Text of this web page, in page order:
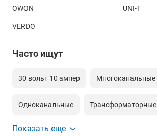
OWON UNI-T
VERDO
Часто ищут
30 вольт 10 ампер Многоканальные
Одноканальные Трансформаторные
Показать еще